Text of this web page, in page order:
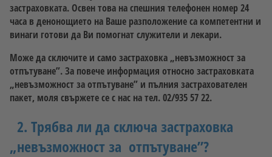
застраховката. Освен това на спешния телефонен номер 24
часа в денонощието на Ваше разположение са компетентни и
винаги готови да Ви помогнат служители и лекари.
Може да сключите и само застраховка „невъзможност за
отпътуване”. За повече информация относно застраховката
„невъзможност за отпътуване” и пълния застрахователен
пакет, моля свържете се с нас на тел. 02/935 57 22.
2. Трябва ли да сключа застраховка
„невъзможност за отпътуване”?